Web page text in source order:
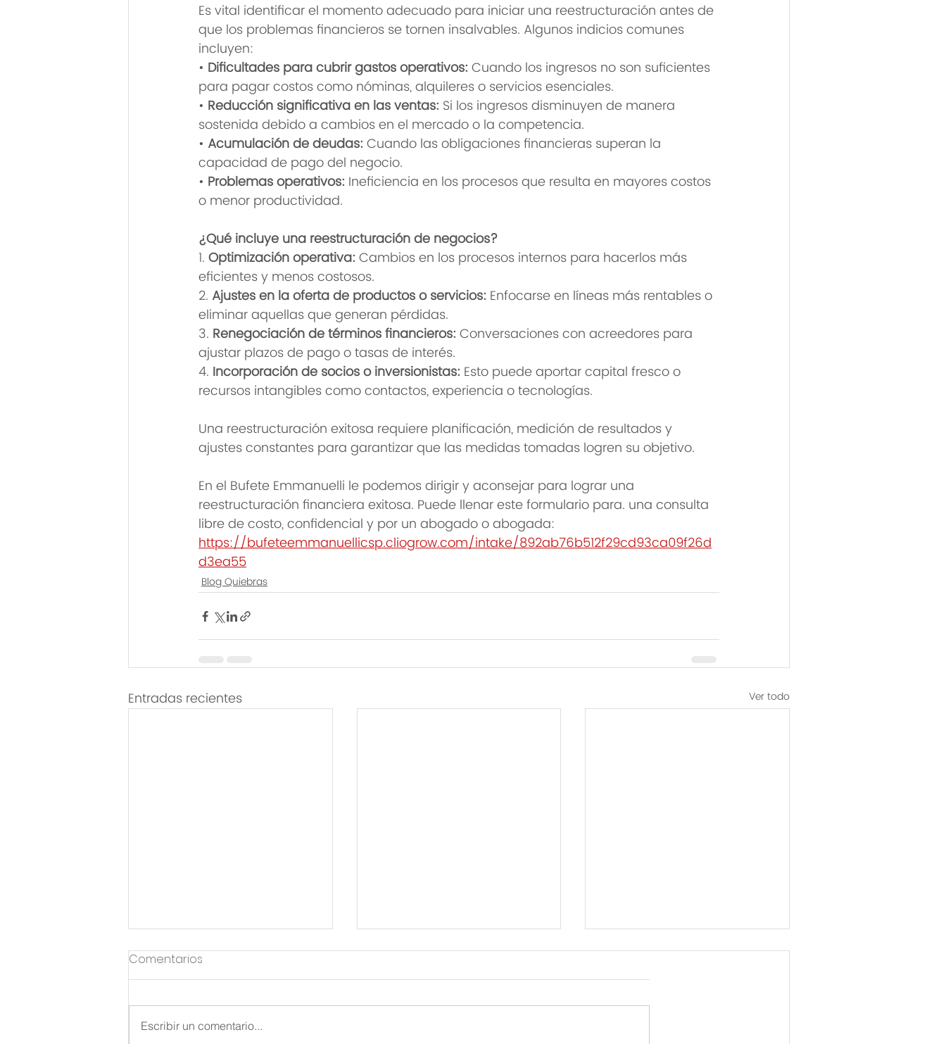
Es vital identificar el momento adecuado para iniciar una reestructuración antes de
que los problemas financieros se tornen insalvables. Algunos indicios comunes
incluyen:
• Dificultades para cubrir gastos operativos: Cuando los ingresos no son suficientes
para pagar costos como nóminas, alquileres o servicios esenciales.
• Reducción significativa en las ventas: Si los ingresos disminuyen de manera
sostenida debido a cambios en el mercado o la competencia.
• Acumulación de deudas: Cuando las obligaciones financieras superan la
capacidad de pago del negocio.
• Problemas operativos: Ineficiencia en los procesos que resulta en mayores costos
o menor productividad.
¿Qué incluye una reestructuración de negocios?
1. Optimización operativa: Cambios en los procesos internos para hacerlos más
eficientes y menos costosos.
2. Ajustes en la oferta de productos o servicios: Enfocarse en líneas más rentables o
eliminar aquellas que generan pérdidas.
3. Renegociación de términos financieros: Conversaciones con acreedores para
ajustar plazos de pago o tasas de interés.
4. Incorporación de socios o inversionistas: Esto puede aportar capital fresco o
recursos intangibles como contactos, experiencia o tecnologías.
Una reestructuración exitosa requiere planificación, medición de resultados y
ajustes constantes para garantizar que las medidas tomadas logren su objetivo.
En el Bufete Emmanuelli le podemos dirigir y aconsejar para lograr una
reestructuración financiera exitosa. Puede llenar este formulario para. una consulta
libre de costo, confidencial y por un abogado o abogada:
https://bufeteemmanuellicsp.cliogrow.com/intake/892ab76b512f29cd93ca09f26d
d3ea55
Blog Quiebras
Entradas recientes Ver todo
Comentarios
Escribir un comentario...